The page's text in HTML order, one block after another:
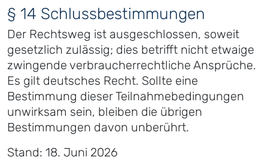
§ 14 Schlussbestimmungen
Der Rechtsweg ist ausgeschlossen, soweit
gesetzlich zulässig; dies betrifft nicht etwaige
zwingende verbraucherrechtliche Ansprüche.
Es gilt deutsches Recht. Sollte eine
Bestimmung dieser Teilnahmebedingungen
unwirksam sein, bleiben die übrigen
Bestimmungen davon unberührt.
Stand: 18. Juni 2026